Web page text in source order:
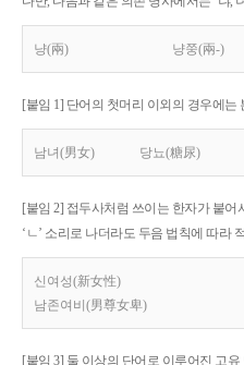
냥(兩) 냥쭝(兩-)
[붙임 1] 단어의 첫머리 이외의 경우에는
남녀(男女) 당뇨(糖尿)
[붙임 2] 접두사처럼 쓰이는 한자가 붙
‘ㄴ’ 소리로 나더라도 두음 법칙에 따라
신여성(新女性)
남존여비(男尊女卑)
[붙임 3] 둘 이상의 단어로 이루어진 고